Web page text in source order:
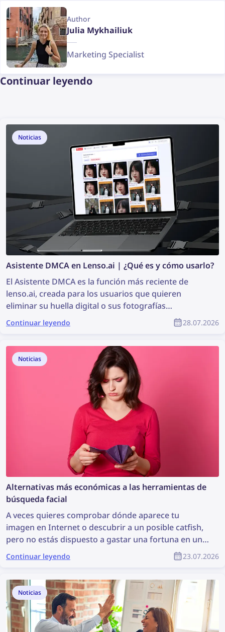
Author
Julia Mykhailiuk
Marketing Specialist
Continuar leyendo
Noticias
Asistente DMCA en Lenso.ai | ¿Qué es y cómo usarlo?
El Asistente DMCA es la función más reciente de
lenso.ai, creada para los usuarios que quieren
eliminar su huella digital o sus fotografías
protegidas por derechos de autor de una forma más
fácil y rápida. Es una herramienta que genera
pueden utilizarse para solicitar la eliminación de
contenido mediante la DMCA en las páginas web
donde se encontraron las imágenes. Sigue leyendo
para descubrir cómo puedes eliminar tus imágenes
de cualquier sitio web con la ayuda del Asistente
Continuar leyendo 28.07.2026
Noticias
Alternativas más económicas a las herramientas de
búsqueda facial
A veces quieres comprobar dónde aparece tu
imagen en Internet o descubrir a un posible catfish,
pero no estás dispuesto a gastar una fortuna en una
herramienta de búsqueda facial. Descubre algunas
alternativas más económicas que siguen siendo
Continuar leyendo 23.07.2026
Noticias